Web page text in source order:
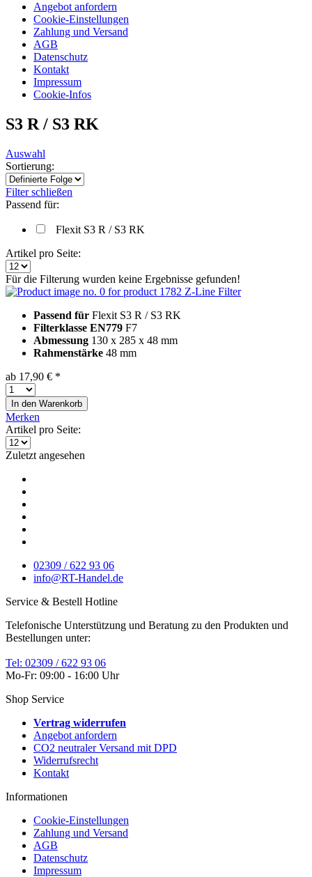
Angebot anfordern
Cookie-Einstellungen
Zahlung und Versand
AGB
Datenschutz
Kontakt
Impressum
Cookie-Infos
S3 R / S3 RK
Auswahl
Sortierung:
Filter schließen
Passend für:
Flexit S3 R / S3 RK
Artikel pro Seite:
Für die Filterung wurden keine Ergebnisse gefunden!
Z-Line Filter
Passend für Flexit S3 R / S3 RK
Filterklasse EN779 F7
Abmessung 130 x 285 x 48 mm
Rahmenstärke 48 mm
ab 17,90 € *
In den Warenkorb
Merken
Artikel pro Seite:
Zuletzt angesehen
02309 / 622 93 06
info@RT-Handel.de
Service & Bestell Hotline
Telefonische Unterstützung und Beratung zu den Produkten und
Bestellungen unter:
Tel: 02309 / 622 93 06
Mo-Fr: 09:00 - 16:00 Uhr
Shop Service
Vertrag widerrufen
Angebot anfordern
CO2 neutraler Versand mit DPD
Widerrufsrecht
Kontakt
Informationen
Cookie-Einstellungen
Zahlung und Versand
AGB
Datenschutz
Impressum